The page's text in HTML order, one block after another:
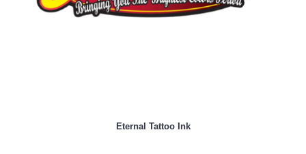
Eternal Tattoo Ink